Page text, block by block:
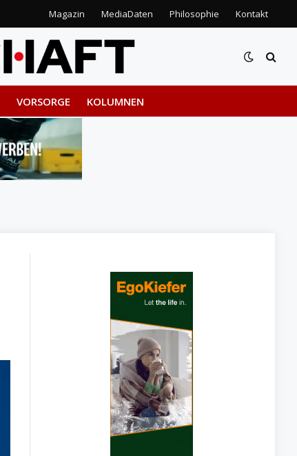
Magazin MediaDaten Philosophie Kontakt
VORSORGE KOLUMNEN